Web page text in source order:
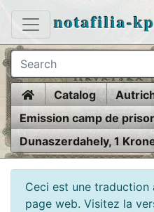
notafilia-
HomeCatalog
Emission camp de
Dunaszerdahely, 1
Ceci est une traduction
page web. Visitez la